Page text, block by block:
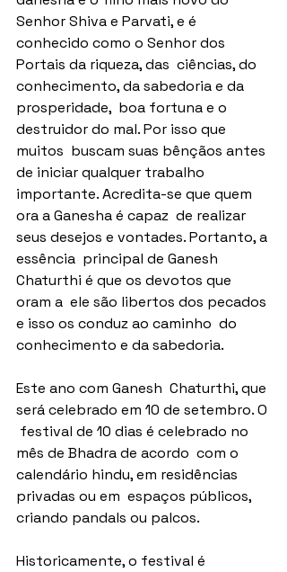
Senhor Shiva e Parvati, e é
conhecido como o Senhor dos
Portais da riqueza, das  ciências, do
conhecimento, da sabedoria e da
prosperidade,  boa fortuna e o
destruidor do mal. Por isso que
muitos  buscam suas bênçãos antes
de iniciar qualquer trabalho
importante. Acredita-se que quem
ora a Ganesha é capaz  de realizar
seus desejos e vontades. Portanto, a
essência  principal de Ganesh
Chaturthi é que os devotos que
oram a  ele são libertos dos pecados
e isso os conduz ao caminho  do
conhecimento e da sabedoria.
Este ano com Ganesh  Chaturthi, que
será celebrado em 10 de setembro. O
festival de 10 dias é celebrado no
mês de Bhadra de acordo  com o
calendário hindu, em residências
privadas ou em  espaços públicos,
criando pandals ou palcos.
Historicamente, o festival é